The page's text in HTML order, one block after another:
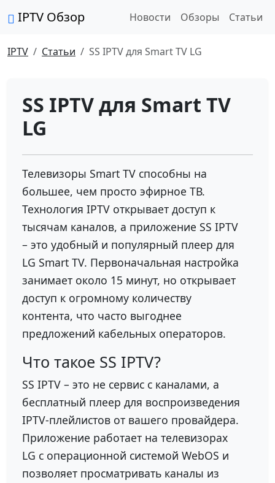
IPTV Обзор Новости Обзоры Статьи
IPTV Статьи SS IPTV для Smart TV LG
SS IPTV для Smart TV
LG
Телевизоры Smart TV способны на
большее, чем просто эфирное ТВ.
Технология IPTV открывает доступ к
тысячам каналов, а приложение SS IPTV
– это удобный и популярный плеер для
LG Smart TV. Первоначальная настройка
занимает около 15 минут, но открывает
доступ к огромному количеству
контента, что часто выгоднее
предложений кабельных операторов.
Что такое SS IPTV?
SS IPTV – это не сервис с каналами, а
бесплатный плеер для воспроизведения
IPTV-плейлистов от вашего провайдера.
Приложение работает на телевизорах
LG с операционной системой WebOS и
позволяет просматривать каналы из